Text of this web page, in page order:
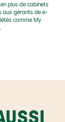
plus de cabinets
aux gérants de e-
comme My